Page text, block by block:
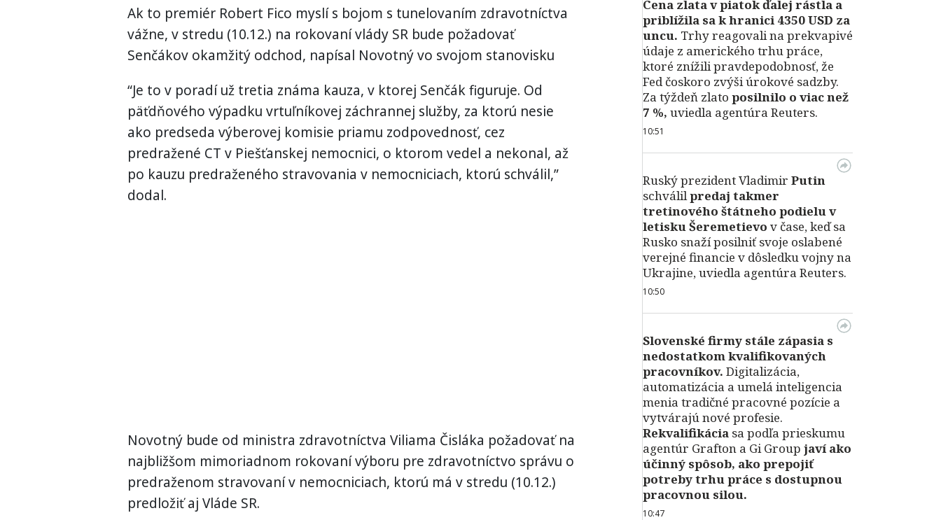
Ak to premiér Robert Fico myslí s bojom s tunelovaním zdravotníctva
vážne, v stredu (10.12.) na rokovaní vlády SR bude požadovať
Senčákov okamžitý odchod, napísal Novotný vo svojom stanovisku
“Je to v poradí už tretia známa kauza, v ktorej Senčák figuruje. Od
päťdňového výpadku vrtuľníkovej záchrannej služby, za ktorú nesie
ako predseda výberovej komisie priamu zodpovednosť, cez
predražené CT v Piešťanskej nemocnici, o ktorom vedel a nekonal, až
po kauzu predraženého stravovania v nemocniciach, ktorú schválil,”
dodal.
Novotný bude od ministra zdravotníctva Viliama Čisláka požadovať na
najbližšom mimoriadnom rokovaní výboru pre zdravotníctvo správu o
predraženom stravovaní v nemocniciach, ktorú má v stredu (10.12.)
predložiť aj Vláde SR.
Cena zlata v piatok ďalej rástla a
priblížila sa k hranici 4350 USD za
uncu. Trhy reagovali na prekvapivé
údaje z amerického trhu práce,
ktoré znížili pravdepodobnosť, že
Fed čoskoro zvýši úrokové sadzby.
Za týždeň zlato posilnilo o viac než
7 %, uviedla agentúra Reuters.
10:51
Ruský prezident Vladimir Putin
schválilpredaj takmer
tretinového štátneho podielu v
letisku Šeremetievo v čase, keď sa
Rusko snaží posilniť svoje oslabené
verejné financie v dôsledku vojny na
Ukrajine, uviedla agentúra Reuters.
10:50
Slovenské firmy stále zápasia s
nedostatkom kvalifikovaných
pracovníkov. Digitalizácia,
automatizácia a umelá inteligencia
menia tradičné pracovné pozície a
vytvárajú nové profesie.
Rekvalifikácia sa podľa prieskumu
agentúr Grafton a Gi Group javí ako
účinný spôsob, ako prepojiť
potreby trhu práce s dostupnou
pracovnou silou.
10:47